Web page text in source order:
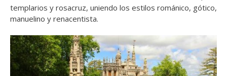
templarios y rosacruz, uniendo los estilos románico, gótico,
manuelino y renacentista.